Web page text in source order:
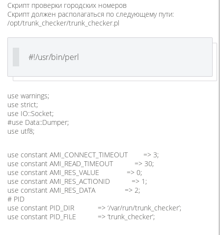
Скрипт проверки городских номеров
Скрипт должен располагаться по следующему пути:
/opt/trunk_checker/trunk_checker.pl
#!/usr/bin/perl
use warnings;
use strict;
use IO::Socket;
#use Data::Dumper;
use utf8;
use constant AMI_CONNECT_TIMEOUT => 3;
use constant AMI_READ_TIMEOUT => 30;
use constant AMI_RES_VALUE => 0;
use constant AMI_RES_ACTIONID => 1;
use constant AMI_RES_DATA => 2;
# PID
use constant PID_DIR => ‘/var/run/trunk_checker’;
use constant PID_FILE => ‘trunk_checker’;